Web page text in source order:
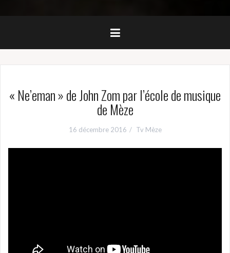
« Ne’eman » de John Zom par l’école de musique
de Mèze
16 décembre 2016 Tv Mèze